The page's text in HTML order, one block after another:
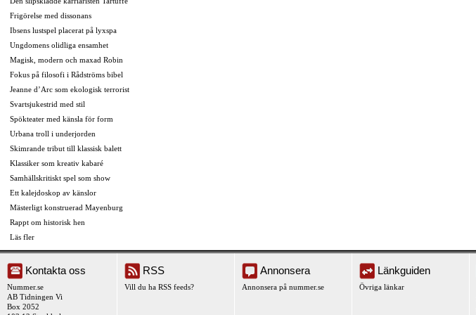
Frigörelse med dissonans
Ibsens lustspel placerat på lyxspa
Ungdomens olidliga ensamhet
Magisk, modern och maxad Robin
Fokus på filosofi i Rådströms bibel
Jeanne d’Arc som ekologisk terrorist
Svartsjukestrid med stil
Spökteater med känsla för form
Urbana troll i underjorden
Skimrande tribut till klassisk balett
Klassiker som kreativ kabaré
Samhällskritiskt spel som show
Ett kalejdoskop av känslor
Mästerligt konstruerad Mayenburg
Rappt om historisk hen
Läs fler
Kontakta oss
Nummer.se
AB Tidningen Vi
Box 2052
RSS
Vill du ha RSS feeds?
Annonsera
Annonsera på nummer.se
Länkguiden
Övriga länkar